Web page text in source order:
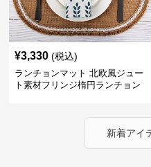
¥3,330 (税込)
ランチョンマット 北欧風ジュー
ト素材フリンジ楕円ランチョン
新着アイ